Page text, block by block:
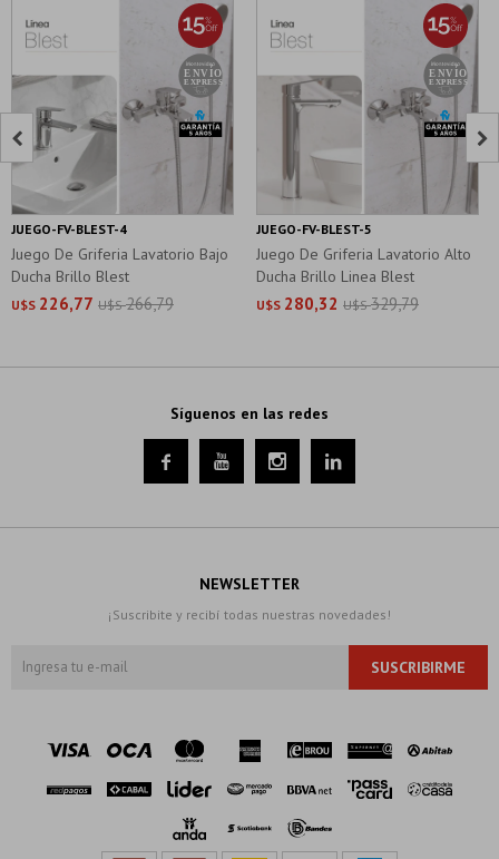
Juego De Griferia Lavatorio Bajo
Ducha Brillo Blest
U$S 226,77 U$S 266,79
JUEGO-FV-BLEST-4
Juego De Griferia Lavatorio Alto
Ducha Brillo Linea Blest
U$S 280,32 U$S 329,79
JUEGO-FV-BLEST-5
 
Síguenos en las redes
   
NEWSLETTER
¡Suscribite y recibí todas nuestras novedades!
SUSCRIBIRME